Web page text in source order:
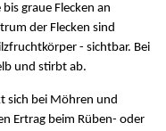
graue Flecken an
der Flecken sind
- sichtbar. Bei
und stirbt ab.
sich bei Möhren und
Ertrag beim Rüben- oder